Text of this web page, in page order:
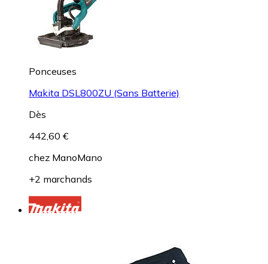
Ponceuses
Makita DSL800ZU (Sans Batterie)
Dès
442,60 €
chez ManoMano
+2 marchands